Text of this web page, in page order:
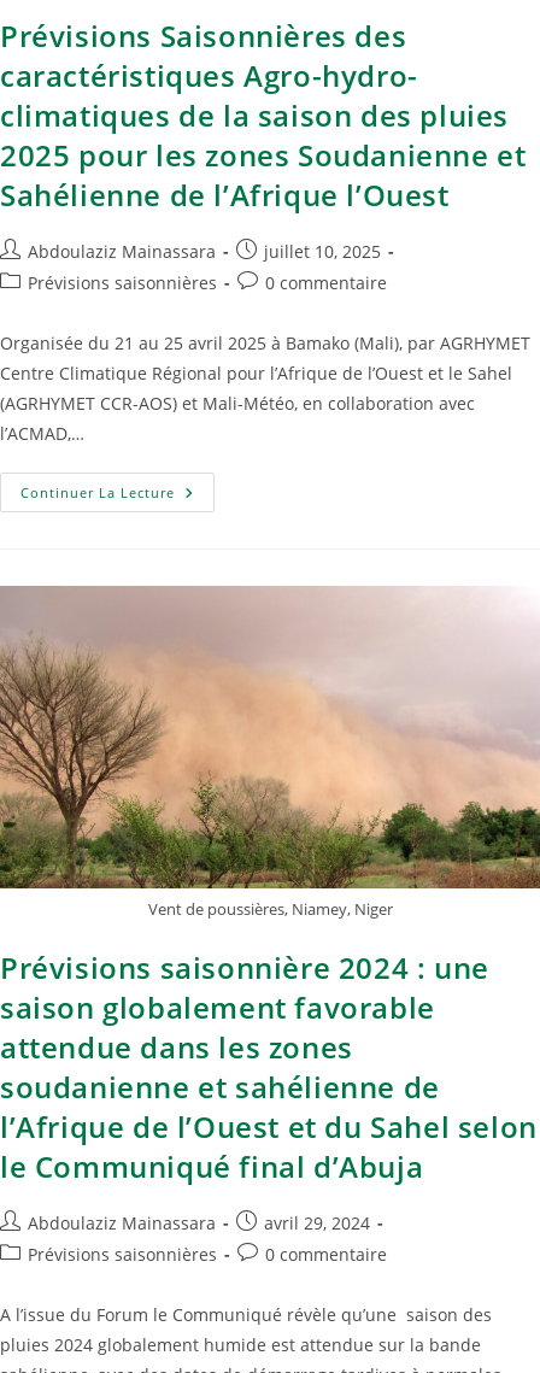
Prévisions Saisonnières des
caractéristiques Agro-hydro-
climatiques de la saison des pluies
2025 pour les zones Soudanienne et
Sahélienne de l’Afrique l’Ouest
Abdoulaziz Mainassara
juillet 10, 2025
Prévisions saisonnières
0 commentaire
Organisée du 21 au 25 avril 2025 à Bamako (Mali), par AGRHYMET
Centre Climatique Régional pour l’Afrique de l’Ouest et le Sahel
(AGRHYMET CCR-AOS) et Mali-Météo, en collaboration avec
l’ACMAD,…
Continuer La Lecture
Vent de poussières, Niamey, Niger
Prévisions saisonnière 2024 : une
saison globalement favorable
attendue dans les zones
soudanienne et sahélienne de
l’Afrique de l’Ouest et du Sahel selon
le Communiqué final d’Abuja
Abdoulaziz Mainassara
avril 29, 2024
Prévisions saisonnières
0 commentaire
A l’issue du Forum le Communiqué révèle qu’une saison des
pluies 2024 globalement humide est attendue sur la bande